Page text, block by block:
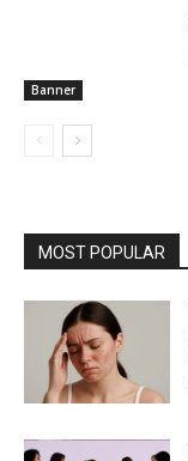
Banner
MOST POPULAR